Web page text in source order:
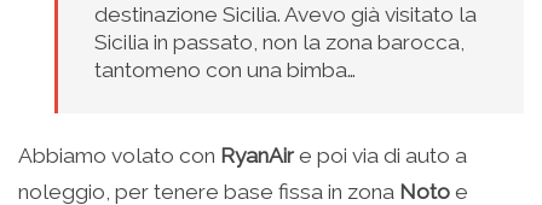
destinazione Sicilia. Avevo già visitato la
Sicilia in passato, non la zona barocca,
tantomeno con una bimba…
Abbiamo volato con RyanAir e poi via di auto a
noleggio, per tenere base fissa in zona Noto e